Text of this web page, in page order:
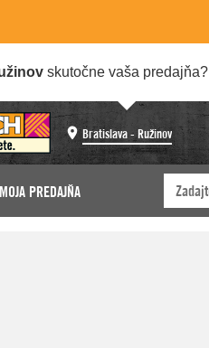
skutočne vaša predajňa?
Bratislava - Ružinov
MOJA PREDAJŇA